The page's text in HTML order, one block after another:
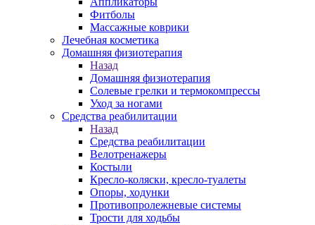
Фитболы
Массажные коврики
Лечебная косметика
Домашняя физиотерапия
Назад
Домашняя физиотерапия
Солевые грелки и термокомпрессы
Уход за ногами
Средства реабилитации
Назад
Средства реабилитации
Велотренажеры
Костыли
Кресло-коляски, кресло-туалеты
Опоры, ходунки
Противопролежневые системы
Трости для ходьбы